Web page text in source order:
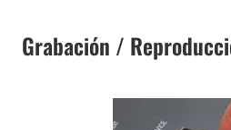
Grabación /